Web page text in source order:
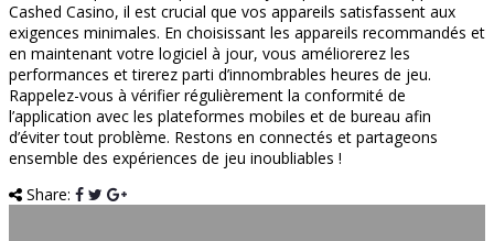
Cashed Casino, il est crucial que vos appareils satisfassent aux
exigences minimales. En choisissant les appareils recommandés et
en maintenant votre logiciel à jour, vous améliorerez les
performances et tirerez parti d’innombrables heures de jeu.
Rappelez-vous à vérifier régulièrement la conformité de
l’application avec les plateformes mobiles et de bureau afin
d’éviter tout problème. Restons en connectés et partageons
ensemble des expériences de jeu inoubliables !
Share: